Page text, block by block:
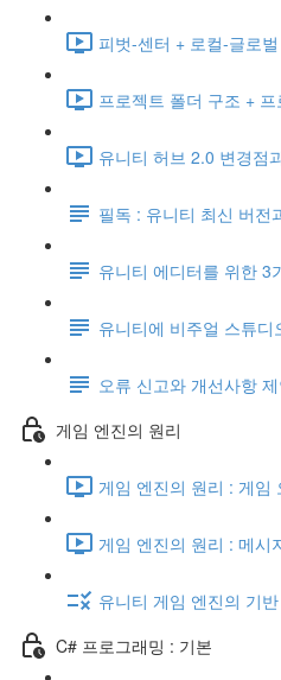
피벗-센터 + 로컬-글로
프로젝트 폴더 구조 +
유니티 허브 2.0 변경점
필독 : 유니티 최신 버전
유니티 에디터를 위한 3
유니티에 비주얼 스튜디
오류 신고와 개선사항
게임 엔진의 원리
게임 엔진의 원리 : 게임
게임 엔진의 원리 : 메시
유니티 게임 엔진의 기
C# 프로그래밍 : 기본